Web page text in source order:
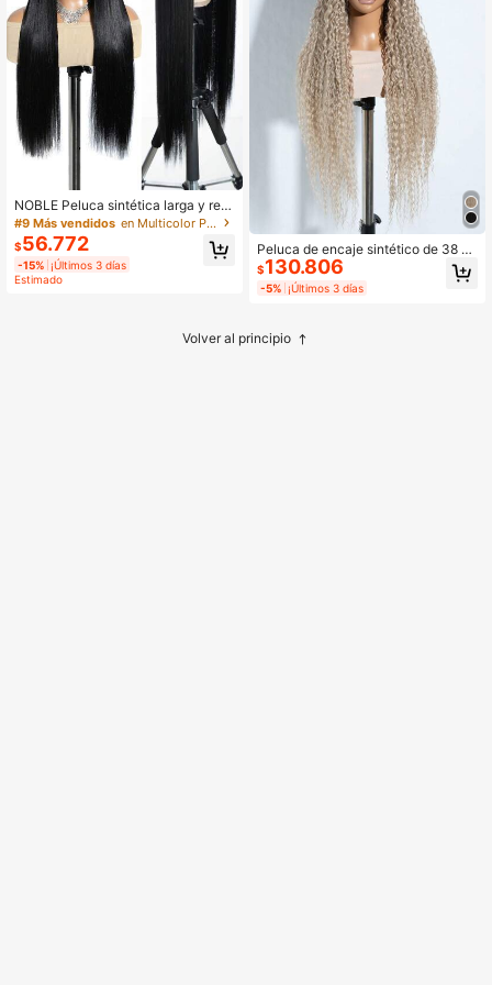
NOBLE Peluca sintética larga y rect
a de 30 pulgadas con encaje fronta
l negro, peluca de encaje para muje
res, resistente al calor, peluca para
cosplay
#9 Más vendidos en Multicolor Pelucas de encaje sintético
$56.772
-15% ¡Últimos 3 días
Estimado
Peluca de encaje sintético de 38 pu
lgadas con cabello largo ondulado,
rubio y marrón oscuro, con línea de
implantación de 13*4*1 pre-depilad
eres
$130.806
-5% ¡Últimos 3 días
Volver al principio